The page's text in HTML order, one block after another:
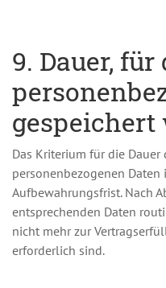
9. Dauer, für
gespeichert
Das Kriterium für die
personenbezogenen
Aufbewahrungsfrist. Nach
entsprechenden Daten
nicht mehr zur
erforderlich sind.